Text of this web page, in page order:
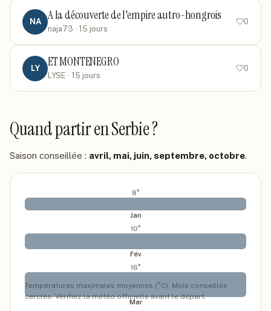
NA A la découverte de l'empire autro-hongrois
naja73 · 15 jours
0
LY ET MONTENEGRO
LYSE · 15 jours
0
Quand partiren Serbie?
Saison conseillée : avril, mai, juin, septembre, octobre.
8°
Jan
10°
Fév
16°
Mar
Températures maximales moyennes (°C). Mois conseillés
cerclés. Vérifiez la météo officielle avant le départ.